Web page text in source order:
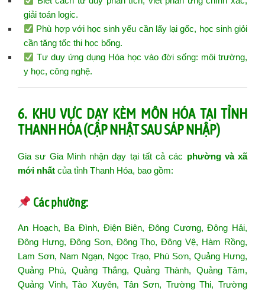
giải toán logic.
Phù hợp với học sinh yếu cần lấy lại gốc, học sinh giỏi
cần tăng tốc thi học bổng.
Tư duy ứng dụng Hóa học vào đời sống: môi trường,
y học, công nghệ.
6. KHU VỰC DẠY KÈM MÔN HÓA TẠI TỈNH
THANH HÓA (CẬP NHẬT SAU SÁP NHẬP)
Gia sư Gia Minh nhận dạy tại tất cả các phường và xã
mới nhất của tỉnh Thanh Hóa, bao gồm:
Các phường:
An Hoạch, Ba Đình, Điện Biên, Đông Cương, Đông Hải,
Đông Hưng, Đông Sơn, Đông Thọ, Đông Vệ, Hàm Rồng,
Lam Sơn, Nam Ngạn, Ngọc Trạo, Phú Sơn, Quảng Hưng,
Quảng Phú, Quảng Thắng, Quảng Thành, Quảng Tâm,
Quảng Vinh, Tào Xuyên, Tân Sơn, Trường Thi, Trường